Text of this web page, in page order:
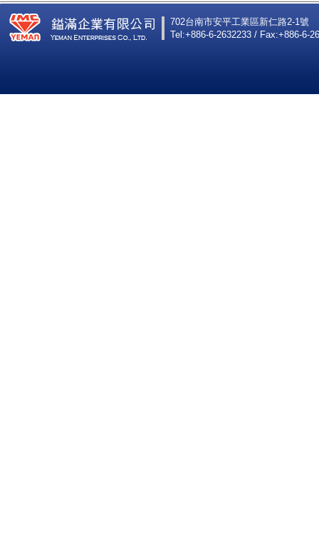
702台南市安平工業區新仁路2-1號
Tel:+886-6-2632233 / Fax:+886-6-